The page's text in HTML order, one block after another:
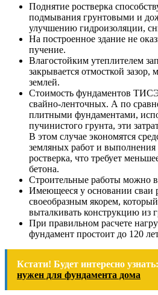
Поднятие ростверка
подмывания грунтовыми и
улучшению гидроизоляции,
На построенное здание не
пучение.
Влагостойким утеплителем
закрывается отмосткой зазор,
землей.
Стоимость фундаментов
свайно-ленточных. А по
плитными фундаментами,
пучинистого грунта, эти
В этом случае экономятся
земляных работ и
ростверка, что требует
бетона.
Строительные работы можно
Имеющееся у основании сваи
своеобразным якорем,
выталкивать конструкцию из
При правильном расчете
фундамент простоит до 120
Кстати! Будет интересно узнать:
нужен для фундамента дома